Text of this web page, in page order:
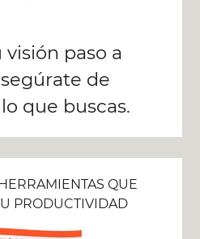
paso a
de
que buscas.
QUE
PRODUCTIVIDAD